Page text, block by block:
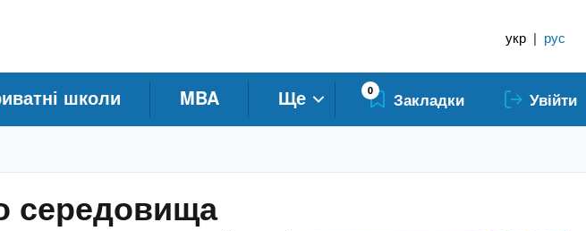
укр | рус
школи MBA Ще 0 Закладки Увійти
середовища